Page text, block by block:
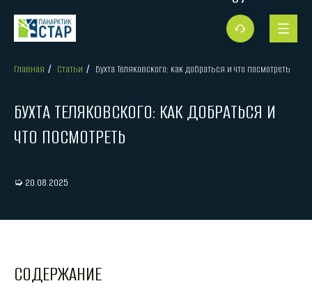
Главная / Статьи / Бухта Теляковского: как добраться и что посмотреть
БУХТА ТЕЛЯКОВСКОГО: КАК ДОБРАТЬСЯ И
ЧТО ПОСМОТРЕТЬ
➭ 20.08.2025
СОДЕРЖАНИЕ